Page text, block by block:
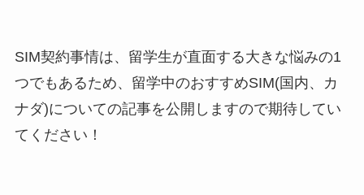
SIM契約事情は、留学生が直面する大きな悩みの1
つでもあるため、留学中のおすすめSIM(国内、カ
ナダ)についての記事を公開しますので期待してい
てください！